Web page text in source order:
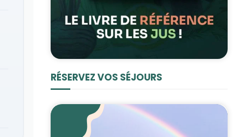
RÉSERVEZ VOS SÉJOURS